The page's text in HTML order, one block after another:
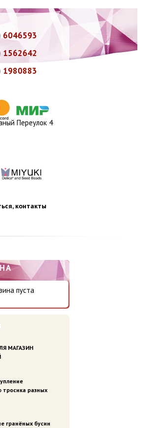
6046593
1562642
1980883
Переулок 4
контакты
пуста
МАГАЗИН
тросика разных
гранёных бусин